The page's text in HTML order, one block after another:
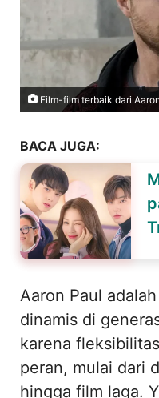
Film-film terbaik dari
BACA JUGA:
Aaron Paul
dinamis di
karena
peran, mulai dari
hingga film laga.